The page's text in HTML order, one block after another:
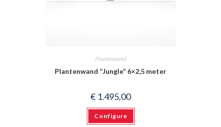
Plantenwand
Plantenwand “Jungle” 6×2,5 meter
€ 1.495,00
Configure